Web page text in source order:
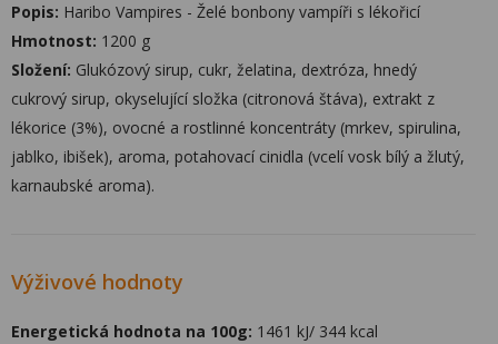
Popis: Haribo Vampires - Želé bonbony vampíři s lékořicí
Hmotnost: 1200 g
Složení: Glukózový sirup, cukr, želatina, dextróza, hnedý
cukrový sirup, okyselující složka (citronová štáva), extrakt z
lékorice (3%), ovocné a rostlinné koncentráty (mrkev, spirulina,
jablko, ibišek), aroma, potahovací cinidla (vcelí vosk bílý a žlutý,
karnaubské aroma).
Výživové hodnoty
Energetická hodnota na 100g: 1461 kJ/ 344 kcal